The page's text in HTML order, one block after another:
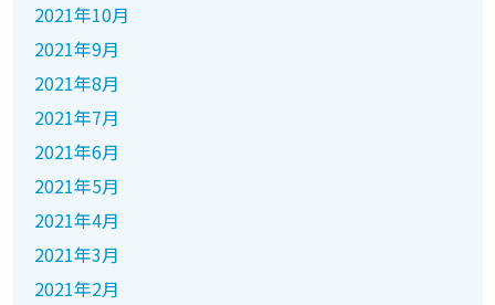
2021年10月
2021年9月
2021年8月
2021年7月
2021年6月
2021年5月
2021年4月
2021年3月
2021年2月